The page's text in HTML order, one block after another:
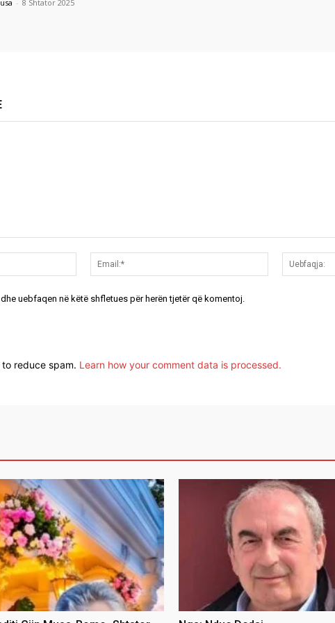
- 8 Shtator 2025
Emri:*
Email:*
uebfaqen në këtë shfletues për herën tjetër që komentoj.
reduce spam. Learn how your comment data is processed.